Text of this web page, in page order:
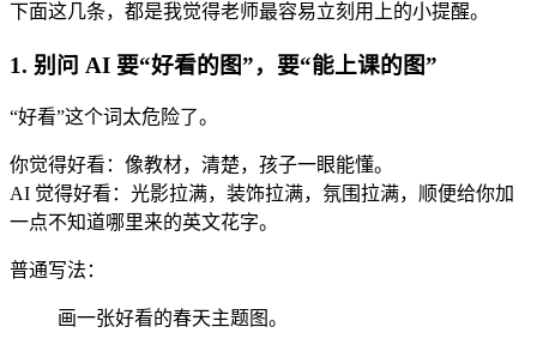
下面这几条，都是我觉得老师最容易立刻用上的小提醒。
1. 别问 AI 要“好看的图”，要“能上课的图”
“好看”这个词太危险了。
你觉得好看：像教材，清楚，孩子一眼能懂。
AI 觉得好看：光影拉满，装饰拉满，氛围拉满，顺便给你加
一点不知道哪里来的英文花字。
普通写法：
画一张好看的春天主题图。